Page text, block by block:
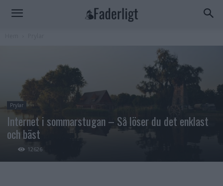
Prylar
Internet i sommarstugan – Så löser du det enklast
och bäst
12626